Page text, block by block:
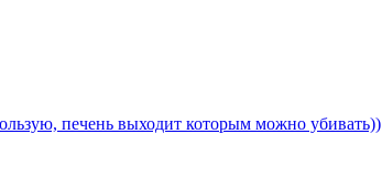
печень выходит которым можно убивать))